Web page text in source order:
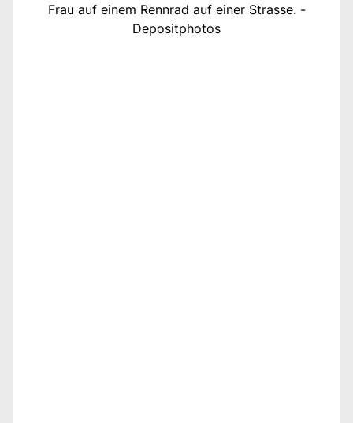
Frau auf einem Rennrad auf einer Strasse. -
Depositphotos